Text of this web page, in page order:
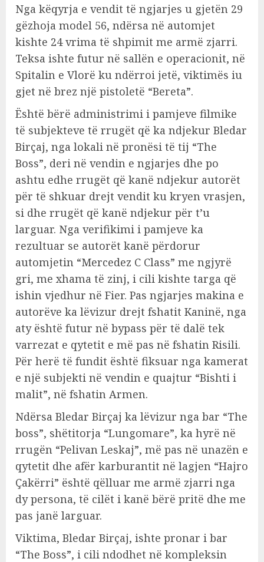
Nga këqyrja e vendit të ngjarjes u gjetën 29
gëzhoja model 56, ndërsa në automjet
kishte 24 vrima të shpimit me armë zjarri.
Teksa ishte futur në sallën e operacionit, në
Spitalin e Vlorë ku ndërroi jetë, viktimës iu
gjet në brez një pistoletë “Bereta”.
Është bërë administrimi i pamjeve filmike
të subjekteve të rrugët që ka ndjekur Bledar
Birçaj, nga lokali në pronësi të tij “The
Boss”, deri në vendin e ngjarjes dhe po
ashtu edhe rrugët që kanë ndjekur autorët
për të shkuar drejt vendit ku kryen vrasjen,
si dhe rrugët që kanë ndjekur për t’u
larguar. Nga verifikimi i pamjeve ka
rezultuar se autorët kanë përdorur
automjetin “Mercedez C Class” me ngjyrë
gri, me xhama të zinj, i cili kishte targa që
ishin vjedhur në Fier. Pas ngjarjes makina e
autorëve ka lëvizur drejt fshatit Kaninë, nga
aty është futur në bypass për të dalë tek
varrezat e qytetit e më pas në fshatin Risili.
Për herë të fundit është fiksuar nga kamerat
e një subjekti në vendin e quajtur “Bishti i
malit”, në fshatin Armen.
Ndërsa Bledar Birçaj ka lëvizur nga bar “The
boss”, shëtitorja “Lungomare”, ka hyrë në
rrugën “Pelivan Leskaj”, më pas në unazën e
qytetit dhe afër karburantit në lagjen “Hajro
Çakërri” është qëlluar me armë zjarri nga
dy persona, të cilët i kanë bërë pritë dhe me
pas janë larguar.
Viktima, Bledar Birçaj, ishte pronar i bar
“The Boss”, i cili ndodhet në kompleksin